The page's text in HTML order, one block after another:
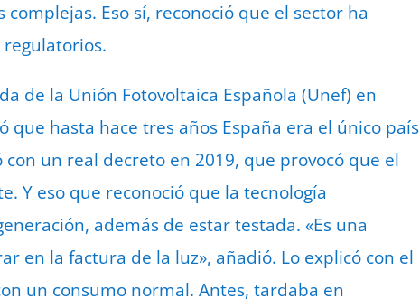
Eso sí, reconoció que el sector ha
regulatorios.
de la Unión Fotovoltaica Española (Unef) en
que hasta hace tres años España era el único país
un real decreto en 2019, que provocó que el
Y eso que reconoció que la tecnología
además de estar testada. «Es una
en la factura de la luz», añadió. Lo explicó con el
un consumo normal. Antes, tardaba en